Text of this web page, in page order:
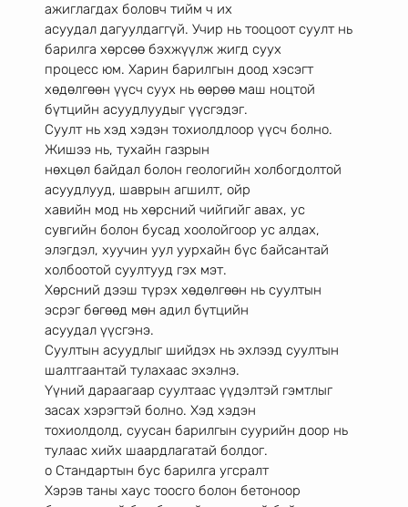
ажиглагдах боловч тийм ч их
асуудал дагуулдаггүй. Учир нь тооцоот суулт нь
барилга хөрсөө бэхжүүлж жигд суух
процесс юм. Харин барилгын доод хэсэгт
хөдөлгөөн үүсч суух нь өөрөө маш ноцтой
бүтцийн асуудлуудыг үүсгэдэг.
Суулт нь хэд хэдэн тохиолдлоор үүсч болно.
Жишээ нь, тухайн газрын
нөхцөл байдал болон геологийн холбогдолтой
асуудлууд, шаврын агшилт, ойр
хавийн мод нь хөрсний чийгийг авах, ус
сувгийн болон бусад хоолойгоор ус алдах,
элэгдэл, хуучин уул уурхайн бүс байсантай
холбоотой суултууд гэх мэт.
Хөрсний дээш түрэх хөдөлгөөн нь суултын
эсрэг бөгөөд мөн адил бүтцийн
асуудал үүсгэнэ.
Суултын асуудлыг шийдэх нь эхлээд суултын
шалтгаантай тулахаас эхэлнэ.
Үүний дараагаар суултаас үүдэлтэй гэмтлыг
засах хэрэгтэй болно. Хэд хэдэн
тохиолдолд, суусан барилгын суурийн доор нь
тулаас хийх шаардлагатай болдог.
o Стандартын бус барилга угсралт
Хэрэв таны хаус тоосго болон бетоноор